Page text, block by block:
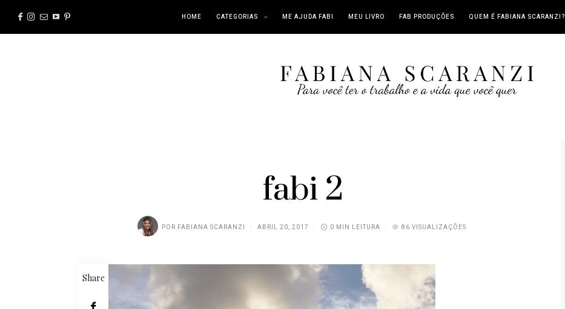
HOME CATEGORIAS ME AJUDA FABI MEU LIVRO FAB PRODUÇÕES QUEM É FABIANA SCARANZI?
fabi 2
POR FABIANA SCARANZI ABRIL 20, 2017 0 MIN LEITURA 86 VISUALIZAÇÕES
Share